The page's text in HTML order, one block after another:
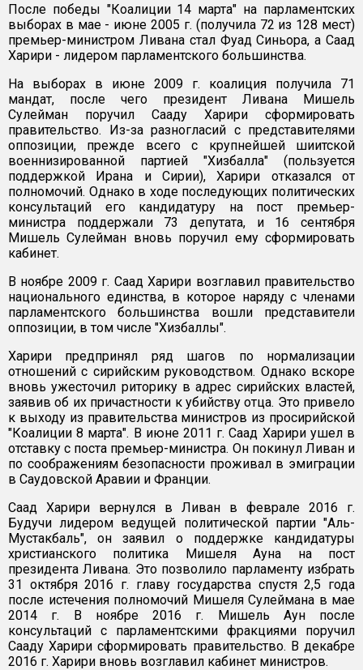
После победы "Коалиции 14 марта" на парламентских
выборах в мае - июне 2005 г. (получила 72 из 128 мест)
премьер-министром Ливана стал Фуад Синьора, а Саад
Харири - лидером парламентского большинства.
На выборах в июне 2009 г. коалиция получила 71
мандат, после чего президент Ливана Мишель
Сулейман поручил Сааду Харири сформировать
правительство. Из-за разногласий с представителями
оппозиции, прежде всего с крупнейшей шиитской
военнизированной партией "Хизбалла" (пользуется
поддержкой Ирана и Сирии), Харири отказался от
полномочий. Однако в ходе последующих политических
консультаций его кандидатуру на пост премьер-
министра поддержали 73 депутата, и 16 сентября
Мишель Сулейман вновь поручил ему сформировать
кабинет.
В ноябре 2009 г. Саад Харири возглавил правительство
национального единства, в которое наряду с членами
парламентского большинства вошли представители
оппозиции, в том числе "Хизбаллы".
Харири предпринял ряд шагов по нормализации
отношений с сирийским руководством. Однако вскоре
вновь ужесточил риторику в адрес сирийских властей,
заявив об их причастности к убийству отца. Это привело
к выходу из правительства министров из просирийской
"Коалиции 8 марта". В июне 2011 г. Саад Харири ушел в
отставку с поста премьер-министра. Он покинул Ливан и
по соображениям безопасности проживал в эмиграции
в Саудовской Аравии и Франции.
Саад Харири вернулся в Ливан в феврале 2016 г.
Будучи лидером ведущей политической партии "Аль-
Мустакбаль", он заявил о поддержке кандидатуры
христианского политика Мишеля Ауна на пост
президента Ливана. Это позволило парламенту избрать
31 октября 2016 г. главу государства спустя 2,5 года
после истечения полномочий Мишеля Сулеймана в мае
2014 г. В ноябре 2016 г. Мишель Аун после
консультаций с парламентскими фракциями поручил
Сааду Харири сформировать правительство. В декабре
2016 г. Харири вновь возглавил кабинет министров.